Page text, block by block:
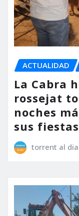
ACTUALIDAD
La Cabra
rossejat
noches
sus fiestas
torrent al dia